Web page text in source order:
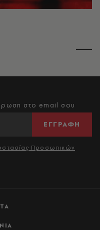
στο email σου
ΕΓΓΡΑΦΗ
Προσωπικών